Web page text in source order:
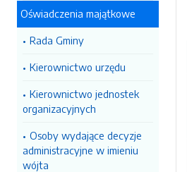
Oświadczenia majątkowe
Rada Gminy
Kierownictwo urzędu
Kierownictwo jednostek
organizacyjnych
Osoby wydające decyzje
administracyjne w imieniu
wójta